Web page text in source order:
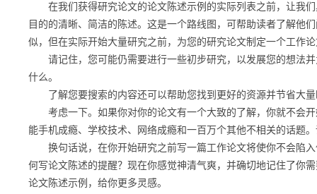
在我们获得研究论文的论文陈述示例的实际列表之前，让我们
目的的清晰、简洁的陈述。这是一个路线图，可帮助读者了解他
似，但在实际开始大量研究之前，为您的研究论文制定一个工作
请记住，您可能仍需要进行一些初步研究，以发展您的想法并
什么。
了解您要搜索的内容还可以帮助您找到更好的资源并节省大量
考虑一下。如果你对你的论文有一个大致的了解，你就不会开
能手机成瘾、学校技术、网络成瘾和一百万个其他不相关的话题
换句话说，在你开始研究之前写一篇工作论文将使你不会陷入
何写论文陈述的提醒？现在你感觉神清气爽，并确切地记住了你
论文陈述示例，给你更多灵感。